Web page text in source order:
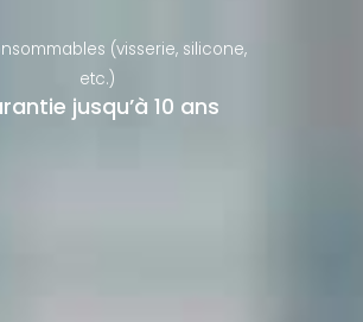
(visserie, silicone,
etc.)
jusqu’à 10 ans